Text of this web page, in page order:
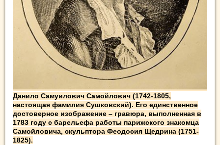
Данило Самуилович Самойлович (1742-1805,
настоящая фамилия Сушковский). Его единственное
достоверное изображение – гравюра, выполненная в
1783 году с барельефа работы парижского знакомца
Самойловича, скульптора Феодосия Щедрина (1751-
1825).